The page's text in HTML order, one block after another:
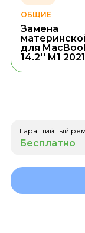
ОБЩИЕ
Замена
для
14.2'' M1 2021
Гарантийный
Бесплатно